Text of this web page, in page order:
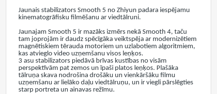
Jaunais stabilizators Smooth 5 no Zhiyun padara iespējamu
kinematogrāfisku filmēšanu ar viedtālruni.
Jaunajam Smooth 5 ir mazāks izmērs nekā Smooth 4, taču
tam joprojām ir daudz spēcīgāka veiktspēja ar modernizētiem
magnētiskiem tērauda motoriem un uzlabotiem algoritmiem,
kas atvieglo video uzņemšanu visos leņķos.
3 asu stabilizators piedāvā brīvas kustības no visām
perspektīvām pat zemos un īpaši platos leņķos. Plašāka
tālruņa skava nodrošina drošāku un vienkāršāku filmu
uzņemšanu ar lielāko daļu viedtālruņu, un ir viegli pārslēgties
starp portreta un ainavas režīmu.